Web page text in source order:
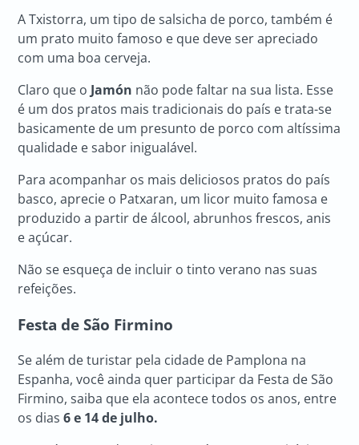
A Txistorra, um tipo de salsicha de porco, também é
um prato muito famoso e que deve ser apreciado
com uma boa cerveja.
Claro que o Jamón não pode faltar na sua lista. Esse
é um dos pratos mais tradicionais do país e trata-se
basicamente de um presunto de porco com altíssima
qualidade e sabor inigualável.
Para acompanhar os mais deliciosos pratos do país
basco, aprecie o Patxaran, um licor muito famosa e
produzido a partir de álcool, abrunhos frescos, anis
e açúcar.
Não se esqueça de incluir o tinto verano nas suas
refeições.
Festa de São Firmino
Se além de turistar pela cidade de Pamplona na
Espanha, você ainda quer participar da Festa de São
Firmino, saiba que ela acontece todos os anos, entre
os dias 6 e 14 de julho.